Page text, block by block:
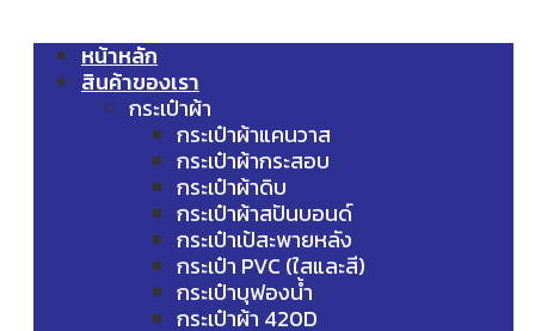
หน้าหลัก
สินค้าของเรา
กระเป๋าผ้า
กระเป๋าผ้าแคนวาส
กระเป๋าผ้ากระสอบ
กระเป๋าผ้าดิบ
กระเป๋าผ้าสปันบอนด์
กระเป๋าเป้สะพายหลัง
กระเป๋า PVC (ใสและสี)
กระเป๋าบุฟองน้ำ
กระเป๋าผ้า 420D